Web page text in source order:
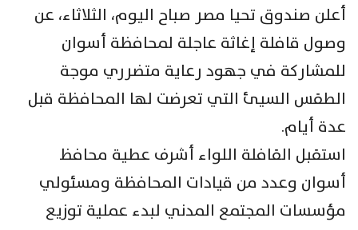
أعلن صندوق تحيا مصر صباح اليوم، الثلاثاء، عن
وصول قافلة إغاثة عاجلة لمحافظة أسوان
للمشاركة في جهود رعاية متضرري موجة
الطقس السيئ التي تعرضت لها المحافظة قبل
عدة أيام.
استقبل القافلة اللواء أشرف عطية محافظ
أسوان وعدد من قيادات المحافظة ومسئولي
مؤسسات المجتمع المدني لبدء عملية توزيع